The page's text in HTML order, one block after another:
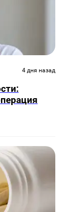
4 дня назад